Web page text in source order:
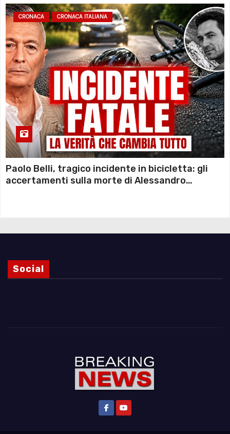
CRONACA CRONACA ITALIANA
Paolo Belli, tragico incidente in bicicletta: gli
accertamenti sulla morte di Alessandro
Social